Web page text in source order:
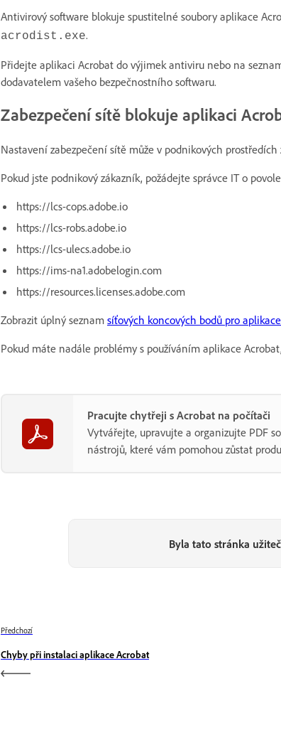
Antivirový software blokuje spustitelné soubory aplikace
acrodist.exe.
Přidejte aplikaci Acrobat do výjimek antiviru nebo na
dodavatelem vašeho bezpečnostního softwaru.
Zabezpečení sítě blokuje aplikaci
Nastavení zabezpečení sítě může v podnikových
Pokud jste podnikový zákazník, požádejte správce IT o
https://lcs-cops.adobe.io
https://lcs-robs.adobe.io
https://lcs-ulecs.adobe.io
https://ims-na1.adobelogin.com
https://resources.licenses.adobe.com
Zobrazit úplný seznam síťových koncových bodů pro
Pokud máte nadále problémy s používáním aplikace
Pracujte chytřeji s Acrobat na počítači
Vytvářejte, upravujte a organizujte PDF
nástrojů, které vám pomohou zůstat
Byla tato stránka
Předchozí
Chyby při instalaci aplikace Acrobat